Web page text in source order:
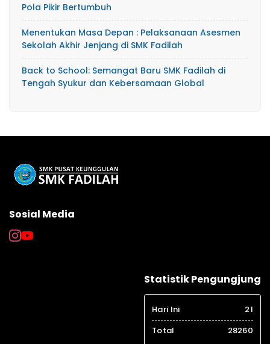
Pola Pikir Bertumbuh
Menentukan Masa Depan : Pelaksanaan Asesmen
Sekolah Akhir Jenjang di SMK Fadilah
Back to School: Semangat Baru SMK Fadilah di
Tengah Syukur dan Kebersamaan Global
Sosial Media
Statistik Pengungjung
Hari Ini
21
Total
28260